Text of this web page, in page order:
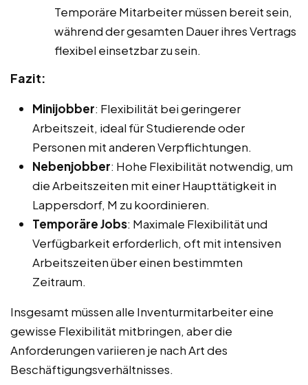
Temporäre Mitarbeiter müssen bereit sein,
während der gesamten Dauer ihres Vertrags
flexibel einsetzbar zu sein.
Fazit:
Minijobber: Flexibilität bei geringerer
Arbeitszeit, ideal für Studierende oder
Personen mit anderen Verpflichtungen.
Nebenjobber: Hohe Flexibilität notwendig, um
die Arbeitszeiten mit einer Haupttätigkeit in
Lappersdorf, M zu koordinieren.
Temporäre Jobs: Maximale Flexibilität und
Verfügbarkeit erforderlich, oft mit intensiven
Arbeitszeiten über einen bestimmten
Zeitraum.
Insgesamt müssen alle Inventurmitarbeiter eine
gewisse Flexibilität mitbringen, aber die
Anforderungen variieren je nach Art des
Beschäftigungsverhältnisses.